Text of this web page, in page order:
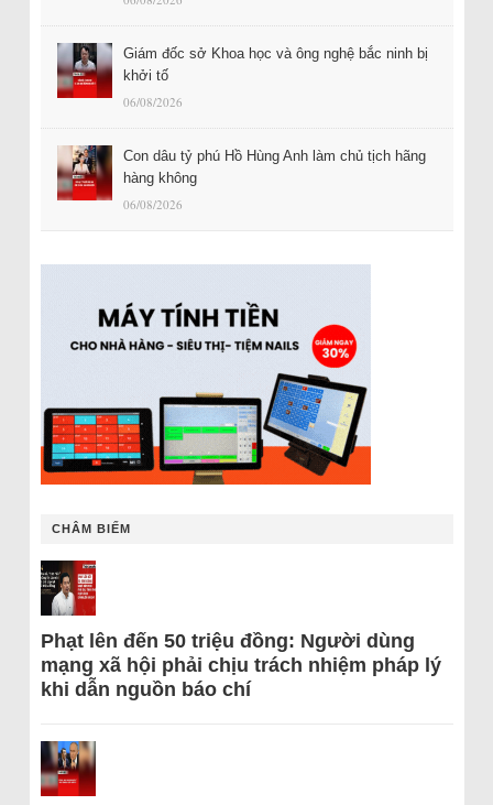
Giám đốc sở Khoa học và ông nghệ bắc ninh bị
khởi tố
06/08/2026
Con dâu tỷ phú Hồ Hùng Anh làm chủ tịch hãng
hàng không
06/08/2026
CHÂM BIẾM
Phạt lên đến 50 triệu đồng: Người dùng
mạng xã hội phải chịu trách nhiệm pháp lý
khi dẫn nguồn báo chí